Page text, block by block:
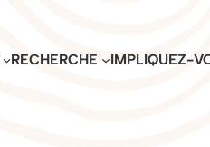
RECHERCHE IMPLIQUEZ-